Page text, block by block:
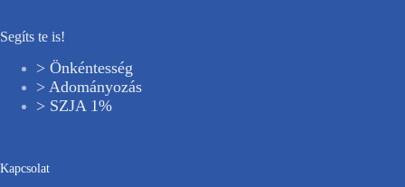
Segíts te is!
> Önkéntesség
> Adományozás
> SZJA 1%
Kapcsolat